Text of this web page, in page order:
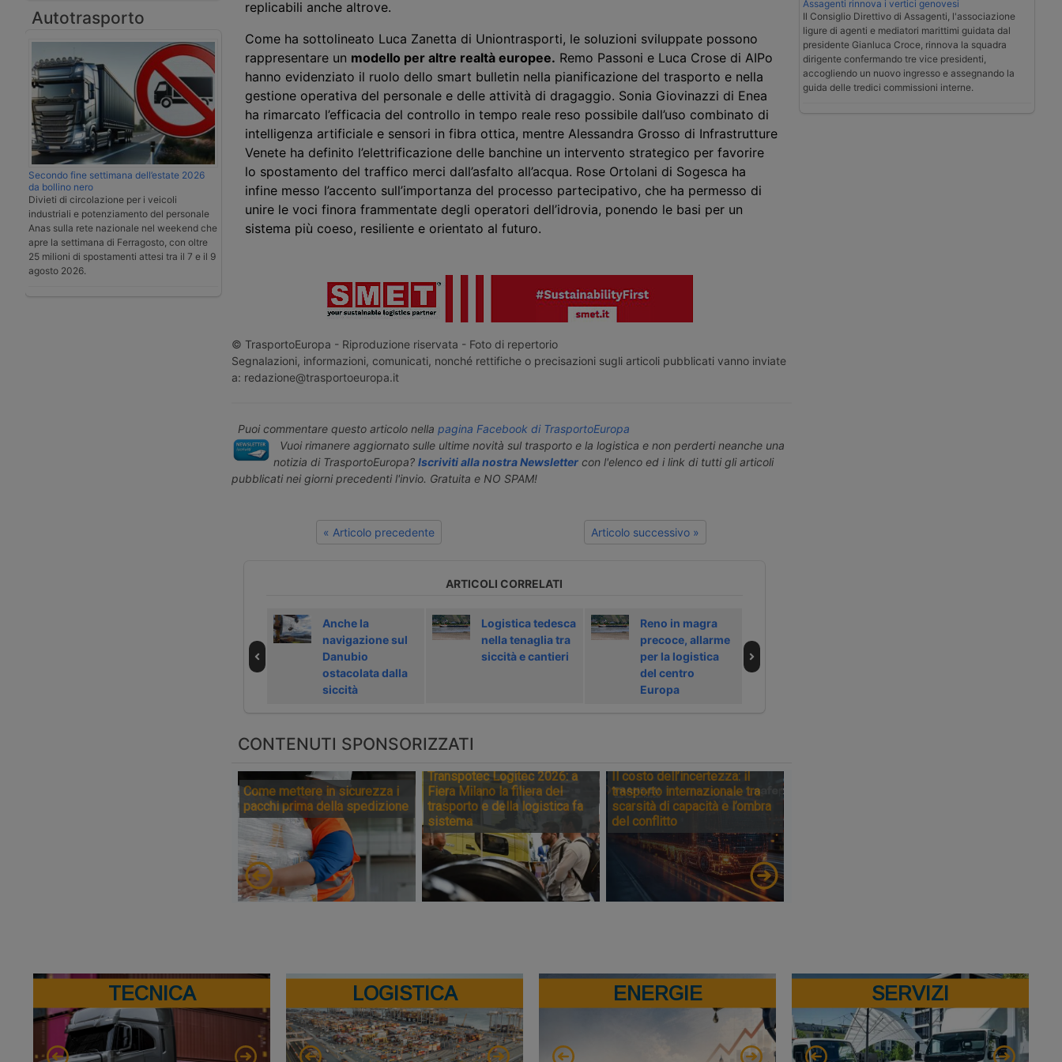
Autotrasporto
Secondo fine settimana dell’estate 2026
da bollino nero
Divieti di circolazione per i veicoli
industriali e potenziamento del personale
Anas sulla rete nazionale nel weekend che
apre la settimana di Ferragosto, con oltre
25 milioni di spostamenti attesi tra il 7 e il 9
agosto 2026.
replicabili anche altrove.
Come ha sottolineato Luca Zanetta di Uniontrasporti, le soluzioni sviluppate possono
rappresentare un modello per altre realtà europee. Remo Passoni e Luca Crose di AIPo
hanno evidenziato il ruolo dello smart bulletin nella pianificazione del trasporto e nella
gestione operativa del personale e delle attività di dragaggio. Sonia Giovinazzi di Enea
ha rimarcato l’efficacia del controllo in tempo reale reso possibile dall’uso combinato di
intelligenza artificiale e sensori in fibra ottica, mentre Alessandra Grosso di Infrastrutture
Venete ha definito l’elettrificazione delle banchine un intervento strategico per favorire
lo spostamento del traffico merci dall’asfalto all’acqua. Rose Ortolani di Sogesca ha
infine messo l’accento sull’importanza del processo partecipativo, che ha permesso di
unire le voci finora frammentate degli operatori dell’idrovia, ponendo le basi per un
sistema più coeso, resiliente e orientato al futuro.
© TrasportoEuropa - Riproduzione riservata - Foto di repertorio
Segnalazioni, informazioni, comunicati, nonché rettifiche o precisazioni sugli articoli pubblicati vanno inviate
a: redazione@trasportoeuropa.it
Puoi commentare questo articolo nella pagina Facebook di TrasportoEuropa
Vuoi rimanere aggiornato sulle ultime novità sul trasporto e la logistica e non perderti neanche una
notizia di TrasportoEuropa? Iscriviti alla nostra Newslettercon l'elenco ed i link di tutti gli articoli
pubblicati nei giorni precedenti l'invio. Gratuita e NO SPAM!
« Articolo precedente Articolo successivo »
ARTICOLI CORRELATI
Anche la
navigazione sul
Danubio
ostacolata dalla
siccità
Logistica tedesca
nella tenaglia tra
siccità e cantieri
Reno in magra
precoce, allarme
per la logistica
del centro
Europa
CONTENUTI SPONSORIZZATI
Come mettere in sicurezza i
pacchi prima della spedizione
Transpotec Logitec 2026: a
Fiera Milano la filiera del
trasporto e della logistica fa
sistema
Il costo dell’incertezza: il
trasporto internazionale tra
scarsità di capacità e l’ombra
del conflitto
Assagenti rinnova i vertici genovesi
Il Consiglio Direttivo di Assagenti, l'associazione
ligure di agenti e mediatori marittimi guidata dal
presidente Gianluca Croce, rinnova la squadra
dirigente confermando tre vice presidenti,
accogliendo un nuovo ingresso e assegnando la
guida delle tredici commissioni interne.
TECNICA LOGISTICA ENERGIE SERVIZI